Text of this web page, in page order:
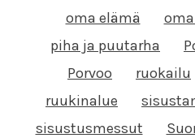
oma elämä
piha ja puutarha
Porvoo
ruokailu
ruukinalue
sisustusmessut